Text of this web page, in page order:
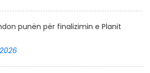
punën për finalizimin e Planit